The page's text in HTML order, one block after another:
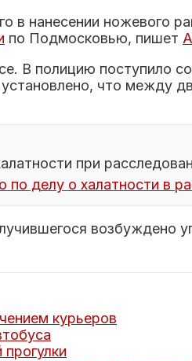
в нанесении ножевого
по Подмосковью, пишет
В полицию поступило
что между
при
по делу о халатности в
возбуждено
курьеров